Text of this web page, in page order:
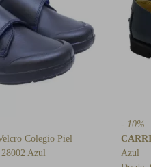
Colegio Piel
Azul
- 10%
Azul